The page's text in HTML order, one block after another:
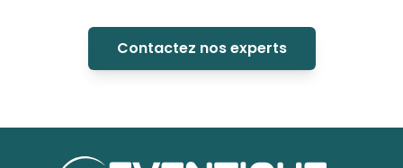
Contactez nos experts